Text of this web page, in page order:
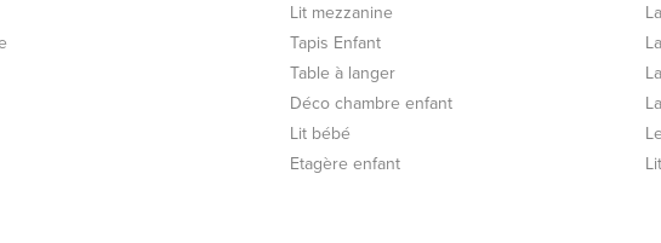
Lit mezzanine
Tapis Enfant
Table à langer
Déco chambre enfant
Lit bébé
Etagère enfant